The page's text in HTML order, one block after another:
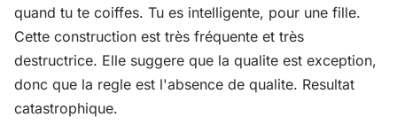
quand tu te coiffes. Tu es intelligente, pour une fille.
Cette construction est très fréquente et très
destructrice. Elle suggere que la qualite est exception,
donc que la regle est l'absence de qualite. Resultat
catastrophique.